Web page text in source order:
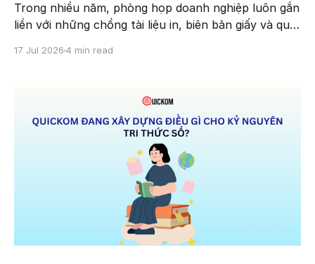
Trong nhiều năm, phòng họp doanh nghiệp luôn gắn
liền với những chồng tài liệu in, biên bản giấy và quy
17 Jul 2026 4 min read